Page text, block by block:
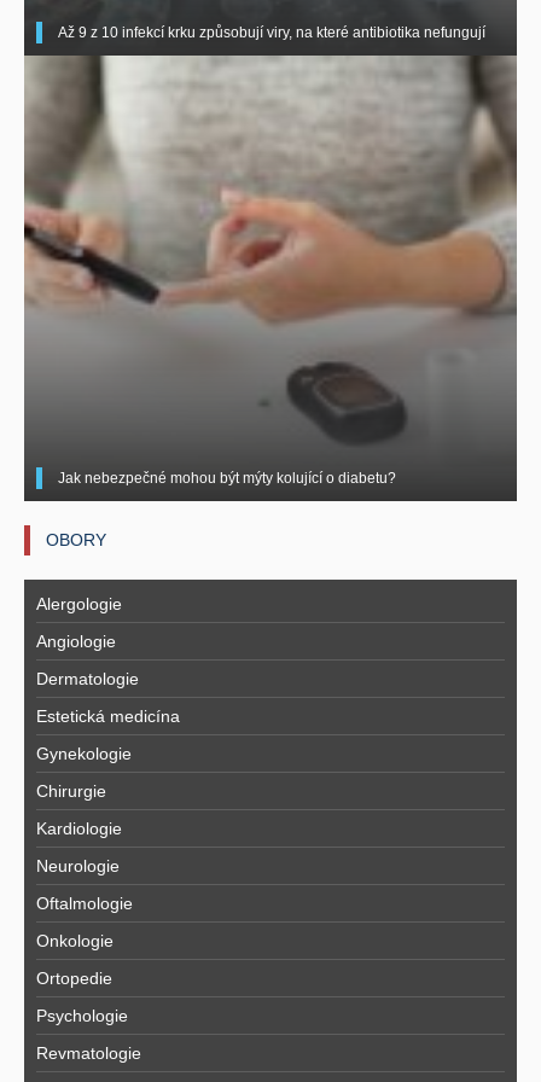
Až 9 z 10 infekcí krku způsobují viry, na které antibiotika nefungují
Jak nebezpečné mohou být mýty kolující o diabetu?
OBORY
Alergologie
Angiologie
Dermatologie
Estetická medicína
Gynekologie
Chirurgie
Kardiologie
Neurologie
Oftalmologie
Onkologie
Ortopedie
Psychologie
Revmatologie